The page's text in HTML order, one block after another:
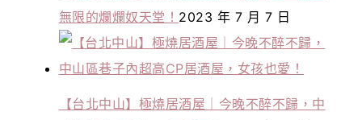
無限的爛爛奴天堂！ 2023 年 7 月 7 日
【台北中山】極燒居酒屋｜今晚不醉不歸，中